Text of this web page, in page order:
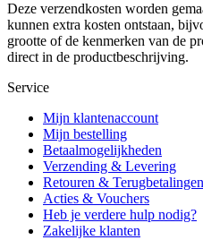
Deze verzendkosten worden
kunnen extra kosten ontstaan,
grootte of de kenmerken van de
direct in de productbeschrijving.
Service
Mijn klantenaccount
Mijn bestelling
Betaalmogelijkheden
Verzending & Levering
Retouren & Terugbetalingen
Acties & Vouchers
Heb je verdere hulp nodig?
Zakelijke klanten